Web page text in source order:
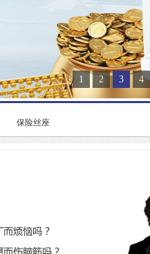
1 2 3 4
保险丝座